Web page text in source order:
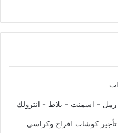
- اسمنت - بلاط - انترولك
كوشات افراح وكراسي